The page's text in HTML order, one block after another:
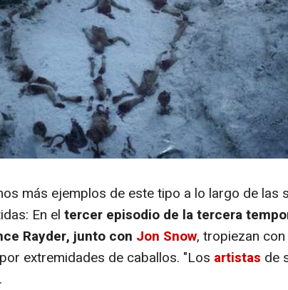
más ejemplos de este tipo a lo largo de las
En el tercer episodio de la tercera
Rayder, junto con Jon Snow, tropiezan con
extremidades de caballos. "Los artistas de